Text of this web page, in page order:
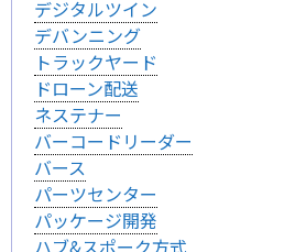
デジタルツイン
デバンニング
トラックヤード
ドローン配送
ネステナー
バーコードリーダー
バース
パーツセンター
パッケージ開発
ハブ&スポーク方式